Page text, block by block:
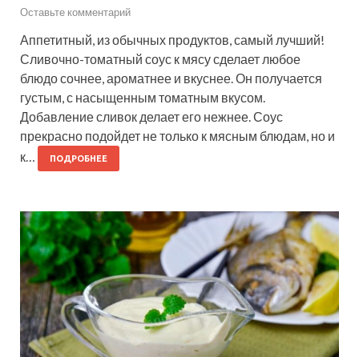
Оставьте комментарий
Аппетитный, из обычных продуктов, самый лучший!
Сливочно-томатный соус к мясу сделает любое
блюдо сочнее, ароматнее и вкуснее. Он получается
густым, с насыщенным томатным вкусом.
Добавление сливок делает его нежнее. Соус
прекрасно подойдет не только к мясным блюдам, но и
к…
ПОДРОБНЕЕ